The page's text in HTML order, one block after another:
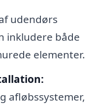
udendørs
inkludere både
elementer.
afløbssystemer,